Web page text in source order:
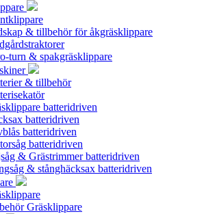
& tillbehör för åkgräsklippare
turn & spakgräsklippare
& tillbehör
batteridriven
batteridriven
batteridriven
batteridriven
& Grästrimmer batteridriven
& stånghäcksax batteridriven
Gräsklippare